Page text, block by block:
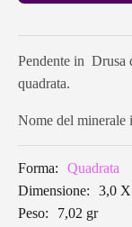
Pendente in Drusa
quadrata.
Nome del minerale
Forma:
Quadrata
Dimensione:
3,0
Peso:
7,02 gr